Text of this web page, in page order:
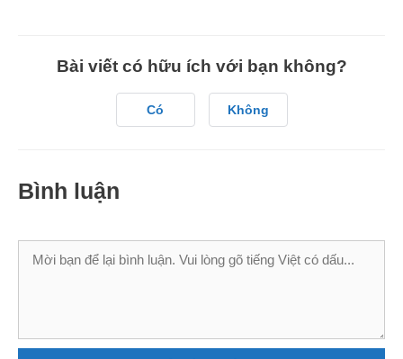
Bài viết có hữu ích với bạn không?
Có Không
Bình luận
Bình